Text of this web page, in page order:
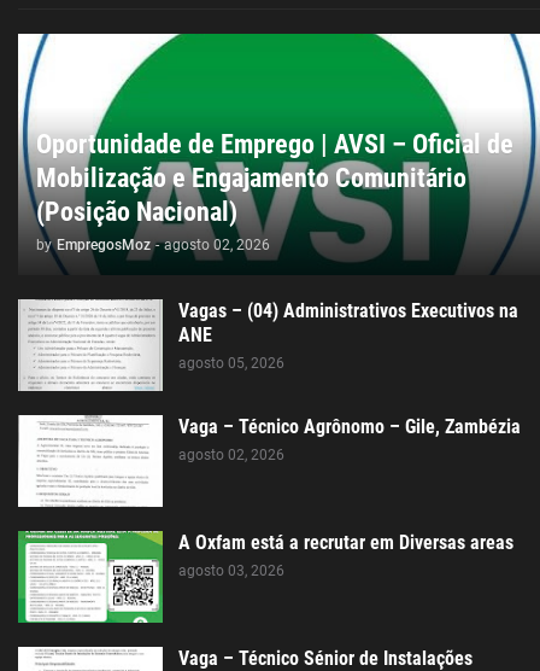
Oportunidade de Emprego | AVSI – Oficial de
Mobilização e Engajamento Comunitário
(Posição Nacional)
by EmpregosMoz - agosto 02, 2026
Vagas – (04) Administrativos Executivos na
ANE
agosto 05, 2026
Vaga – Técnico Agrônomo – Gile, Zambézia
agosto 02, 2026
A Oxfam está a recrutar em Diversas areas
agosto 03, 2026
Vaga – Técnico Sénior de Instalações